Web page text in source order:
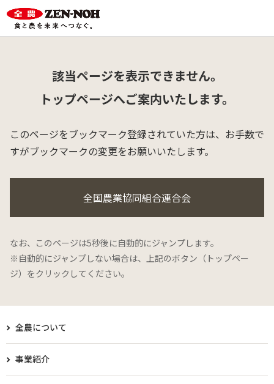
該当ページを表示できません。
トップページへご案内いたします。
このページをブックマーク登録されていた方は、 お手数で
すがブックマークの変更をお願いいたします。
全国農業協同組合連合会
なお、このページは5秒後に自動的にジャンプします。
※自動的にジャンプしない場合は、上記のボタン（トップペー
ジ）をクリックしてください。
全農について
事業紹介